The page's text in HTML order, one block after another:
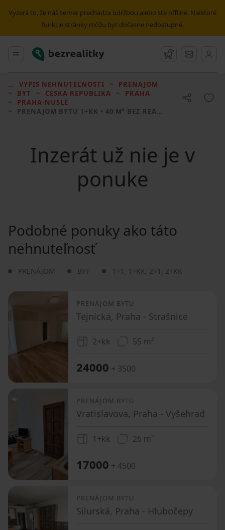
Vyzerá to, že náš server prechádza údržbou alebo ste offline. Niektoré
funkcie stránky môžu byť dočasne nedostupné.
Hlavné menu
Bezrealitky Strážny pes
Správy
VÝPIS NEHNUTEĽNOSTÍ
PRENÁJOM
BYT
ČESKÁ REPUBLIKA
PRAHA
PRAHA-NUSLE
PRENÁJOM BYTU 1+KK • 40 M² BEZ REALITKY
Inzerát už nie je v
ponuke
Podobné ponuky ako táto
nehnuteľnosť
PRENÁJOM BYT 1+1 , 1+KK, 2+1 , 2+KK
PRENÁJOM BYTU
Tejnická, Praha - Strašnice
2+kk 55 m²
24000 + 3500
PRENÁJOM BYTU
Vratislavova, Praha - Vyšehrad
1+kk 26 m²
17000 + 4500
PRENÁJOM BYTU
Silurská, Praha - Hlubočepy